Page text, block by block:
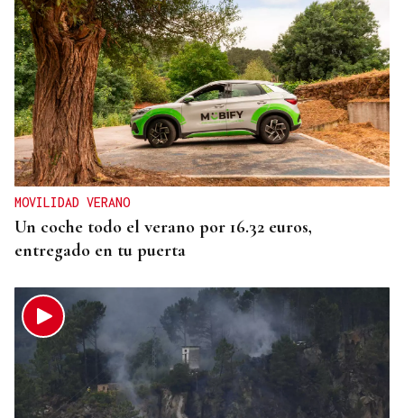
MOVILIDAD VERANO
Un coche todo el verano por 16.32 euros,
entregado en tu puerta